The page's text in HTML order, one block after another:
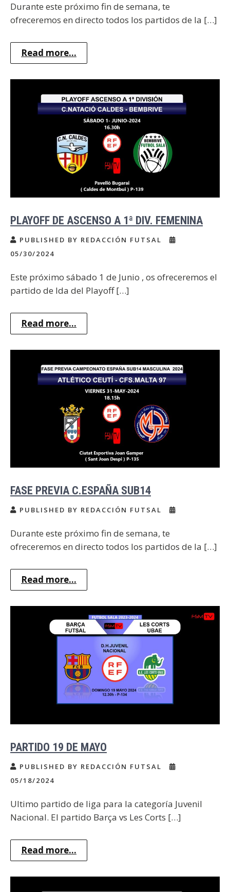
Durante este próximo fin de semana, te
ofreceremos en directo todos los partidos de la […]
Read more...
PLAYOFF DE ASCENSO A 1ª DIV. FEMENINA
PUBLISHED BY REDACCIÓN FUTSAL
05/30/2024
Este próximo sábado 1 de Junio , os ofreceremos el
partido de Ida del Playoff […]
Read more...
FASE PREVIA C.ESPAÑA SUB14
PUBLISHED BY REDACCIÓN FUTSAL
Durante este próximo fin de semana, te
ofreceremos en directo todos los partidos de la […]
Read more...
PARTIDO 19 DE MAYO
PUBLISHED BY REDACCIÓN FUTSAL
05/18/2024
Ultimo partido de liga para la categoría Juvenil
Nacional. El partido Barça vs Les Corts […]
Read more...